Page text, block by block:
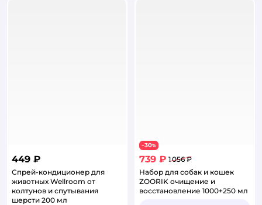
449 ₽
Спрей-кондиционер для
животных Wellroom от
колтунов и спутывания
шерсти 200 мл
−30%
739 ₽ 1 056 ₽
Набор для собак и кошек
ZOORIK очищение и
восстановление 1000+250 мл